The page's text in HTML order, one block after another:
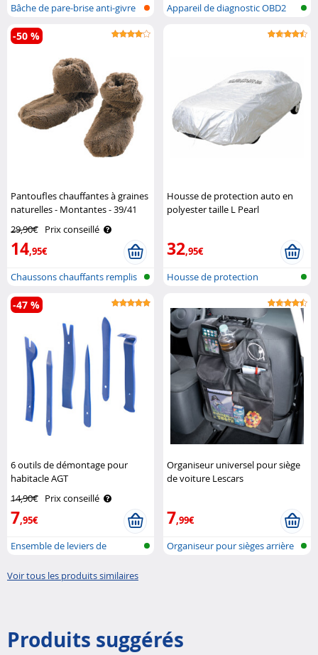
Bâche de pare-brise anti-givre
avec..
Appareil de diagnostic OBD2
Pantoufles chauffantes à graines
naturelles - Montantes - 39/41
29,90€ Prix conseillé
14,95€
-50 %
Chaussons chauffants remplis
de gra..
Housse de protection auto en
polyester taille L Pearl
32,95€
Housse de protection
6 outils de démontage pour
habitacle AGT
14,90€ Prix conseillé
7,95€
-47 %
Ensemble de leviers de
Organiseur universel pour siège
de voiture Lescars
7,99€
Organiseur pour sièges arrière
Voir tous les produits similaires
Produits suggérés